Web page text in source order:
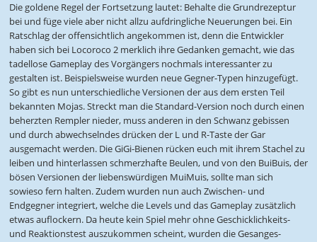
Die goldene Regel der Fortsetzung lautet: Behalte die Grundrezeptur
bei und füge viele aber nicht allzu aufdringliche Neuerungen bei. Ein
Ratschlag der offensichtlich angekommen ist, denn die Entwickler
haben sich bei Locoroco 2 merklich ihre Gedanken gemacht, wie das
tadellose Gameplay des Vorgängers nochmals interessanter zu
gestalten ist. Beispielsweise wurden neue Gegner-Typen hinzugefügt.
So gibt es nun unterschiedliche Versionen der aus dem ersten Teil
bekannten Mojas. Streckt man die Standard-Version noch durch einen
beherzten Rempler nieder, muss anderen in den Schwanz gebissen
und durch abwechselndes drücken der L und R-Taste der Gar
ausgemacht werden. Die GiGi-Bienen rücken euch mit ihrem Stachel zu
leiben und hinterlassen schmerzhafte Beulen, und von den BuiBuis, der
bösen Versionen der liebenswürdigen MuiMuis, sollte man sich
sowieso fern halten. Zudem wurden nun auch Zwischen- und
Endgegner integriert, welche die Levels und das Gameplay zusätzlich
etwas auflockern. Da heute kein Spiel mehr ohne Geschicklichkeits-
und Reaktionstest auszukommen scheint, wurden die Gesanges-